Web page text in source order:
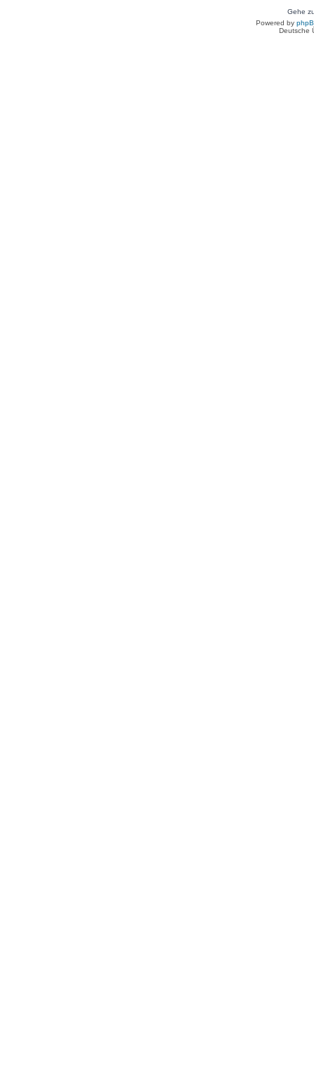
Gehe
Powered by
Deutsche